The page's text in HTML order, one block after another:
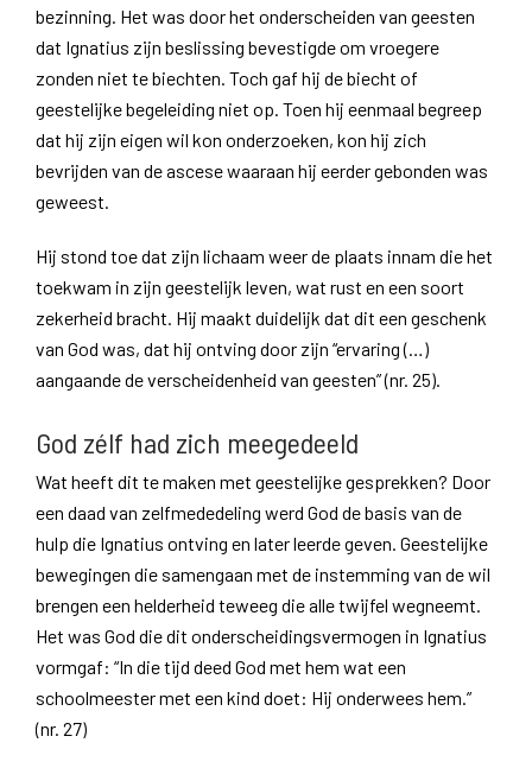
bezinning. Het was door het onderscheiden van geesten
dat Ignatius zijn beslissing bevestigde om vroegere
zonden niet te biechten. Toch gaf hij de biecht of
geestelijke begeleiding niet op. Toen hij eenmaal begreep
dat hij zijn eigen wil kon onderzoeken, kon hij zich
bevrijden van de ascese waaraan hij eerder gebonden was
geweest.
Hij stond toe dat zijn lichaam weer de plaats innam die het
toekwam in zijn geestelijk leven, wat rust en een soort
zekerheid bracht. Hij maakt duidelijk dat dit een geschenk
van God was, dat hij ontving door zijn “ervaring (…)
aangaande de verscheidenheid van geesten” (nr. 25).
God zélf had zich meegedeeld
Wat heeft dit te maken met geestelijke gesprekken? Door
een daad van zelfmededeling werd God de basis van de
hulp die Ignatius ontving en later leerde geven. Geestelijke
bewegingen die samengaan met de instemming van de wil
brengen een helderheid teweeg die alle twijfel wegneemt.
Het was God die dit onderscheidingsvermogen in Ignatius
vormgaf: “In die tijd deed God met hem wat een
schoolmeester met een kind doet: Hij onderwees hem.”
(nr. 27)